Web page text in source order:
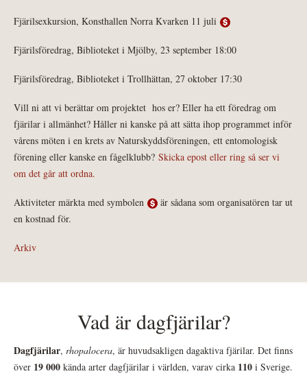
Fjärilsexkursion, Konsthallen Norra Kvarken 11 juli
Fjärilsföredrag, Biblioteket i Mjölby, 23 september 18:00
Fjärilsföredrag, Biblioteket i Trollhättan, 27 oktober 17:30
Vill ni att vi berättar om projektet hos er? Eller ha ett föredrag om
fjärilar i allmänhet? Håller ni kanske på att sätta ihop programmet inför
vårens möten i en krets av Naturskyddsföreningen, ett entomologisk
förening eller kanske en fågelklubb? Skicka epost eller ring så ser vi
om det går att ordna.
Aktiviteter märkta med symbolen
är sådana som organisatören tar ut
en kostnad för.
Arkiv
Vad är dagfjärilar?
Dagfjärilar, rhopalocera, är huvudsakligen dagaktiva fjärilar. Det finns
över 19 000 kända arter dagfjärilar i världen, varav cirka 110 i Sverige.